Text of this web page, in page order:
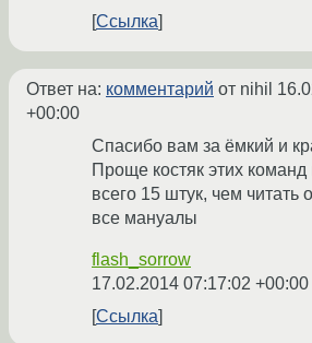
Ссылка
Ответ на: комментарий от nihil
+00:00
Спасибо вам за ёмкий и
Проще костяк этих команд
всего 15 штук, чем читать
все мануалы
flash_sorrow
17.02.2014 07:17:02 +00:00
Ссылка